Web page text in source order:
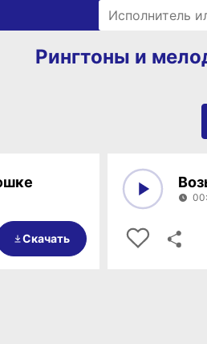
Поиск
Рингтоны и
Скачать